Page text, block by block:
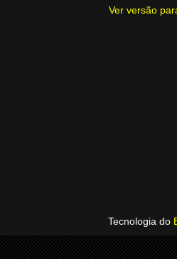
Ver versão
Tecnologia do